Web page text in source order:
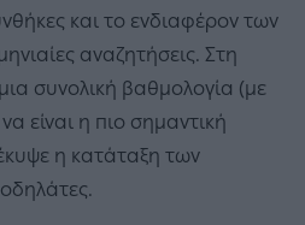
και το ενδιαφέρον των
αναζητήσεις. Στη
συνολική βαθμολογία (με
είναι η πιο σημαντική
η κατάταξη των